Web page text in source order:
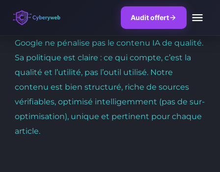
Skip
content
Audit offert
Google ne pénalise pas le contenu IA de qualité.
Sa politique est claire : ce qui compte, c’est la
qualité et l’utilité, pas l’outil utilisé. Notre
contenu est bien structuré, riche de sources
vérifiables, optimisé intelligemment (pas de sur-
optimisation), unique et pertinent pour chaque
article.